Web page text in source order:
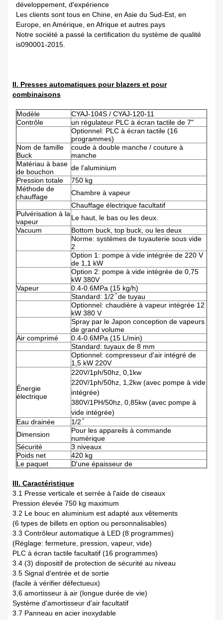
développement, d'expérience
Les clients sont tous en Chine, en Asie du Sud-Est, en
Europe, en Amérique, en Afrique et autres pays
Notre société a passé la certification du système de qualité
is090001-2015.
II. Presses automatiques pour blazers et pour
combinaisons
Modèle
CYAJ-104S / CYAJ-120-11
Contrôle
un régulateur PLC à écran tactile de 7"
Optionnel: PLC à écran tactile (16
programmes)
Nom de famille
Buck
coude à double manche / couture à
manche
Matériau à base
de bouchon
de l'aluminium
Pression totale
750 kg
Méthode de
chauffage
Chambre à vapeur
Chauffage électrique facultatif
Pulvérisation à la
vapeur
Le haut, le bas ou les deux.
Vacuum
Bottom buck, top buck, ou les deux
Norme: systèmes de tuyauterie sous vide
2
Option 1: pompe à vide intégrée de 220 V
de 1,1 kW
Option 2: pompe à vide intégrée de 0,75
kW 380V
Vapeur
0.4-0.6MPa (15 kg/h)
Standard: 1/2 ̊ de tuyau
Optionnel: chaudière à vapeur intégrée 12
kW 380 V
Spray par le Japon conception de vapeurs
de grand volume
Air comprimé
0.4-0.6MPa (15 L/min)
Standard: tuyaux de 8 mm
Optionnel: compresseur d'air intégré de
1,5 kW 220V
Énergie
électrique
220V/1ph/50hz, 0,1kw
220V/1ph/50hz, 1,2kw (avec pompe à vide
intégrée)
380V/1PH/50hz, 0,85kw (avec pompe à
vide intégrée)
Eau drainée
1/2 ̊
Dimension
Pour les appareils à commande
numérique
Sécurité
3 niveaux
Poids net
420 kg
Le paquet
D'une épaisseur de
III. Caractéristique
3.1 Presse verticale et serrée à l'aide de ciseaux
Pression élevée 750 kg maximum
3.2 Le bouc en aluminium est adapté aux vêtements
(6 types de billets en option ou personnalisables)
3.3 Contrôleur automatique à LED (8 programmes)
(Réglage: fermeture, pression, vapeur, vide)
PLC à écran tactile facultatif (16 programmes)
3.4 (3) dispositif de protection de sécurité au niveau
3.5 Signal d'entrée et de sortie
(facile à vérifier défectueux)
3,6 amortisseur à air (longue durée de vie)
Système d'amortisseur d'air facultatif
3.7 Panneau en acier inoxydable